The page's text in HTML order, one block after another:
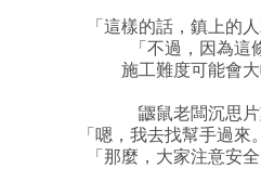
「這樣的話，鎮上的
「不過，因為這
施工難度可能會大
鼴鼠老闆沉思
「嗯，我去找幫手過來
「那麼，大家注意安